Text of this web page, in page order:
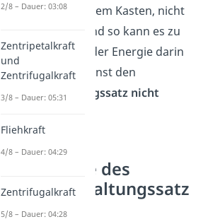
hier im System, dem Kasten, nicht
berücksichtigt und so kann es zu
einer Änderung der Energie darin
kommen. Du kannst den
Energieerhaltungssatz nicht
Spezialfälle des
Energieerhaltungssatz
es
2/8 – Dauer: 03:08
Zentripetalkraft
und
Zentrifugalkraft
3/8 – Dauer: 05:31
Fliehkraft
4/8 – Dauer: 04:29
Zentrifugalkraft
5/8 – Dauer: 04:28